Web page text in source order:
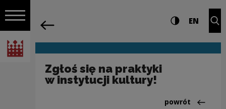
Włącz nawigację
Narodowe Centrum Kultury
Nawigacja Ustawienia i Wysoki
EN
Zgłoś się na praktyki
w instytucji kultury!
Powrót
powrót